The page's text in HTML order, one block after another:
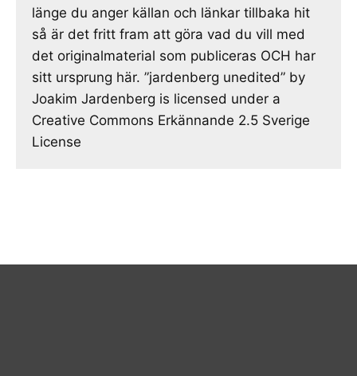
länge du anger källan och länkar tillbaka hit
så är det fritt fram att göra vad du vill med
det originalmaterial som publiceras OCH har
sitt ursprung här. ”jardenberg unedited” by
Joakim Jardenberg is licensed under a
Creative Commons Erkännande 2.5 Sverige
License